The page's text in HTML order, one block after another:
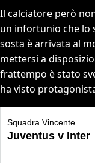
Il calciatore però
un infortunio che lo
sosta è arrivata al
mettersi a
frattempo è stato
ha visto